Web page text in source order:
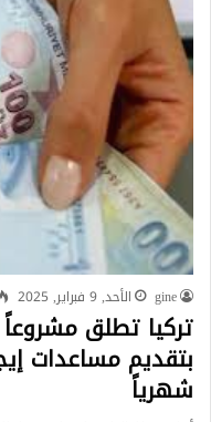
gine الأحد, 9 فبراير, 2025
تركيا تطلق مشروعاً
شهرياً